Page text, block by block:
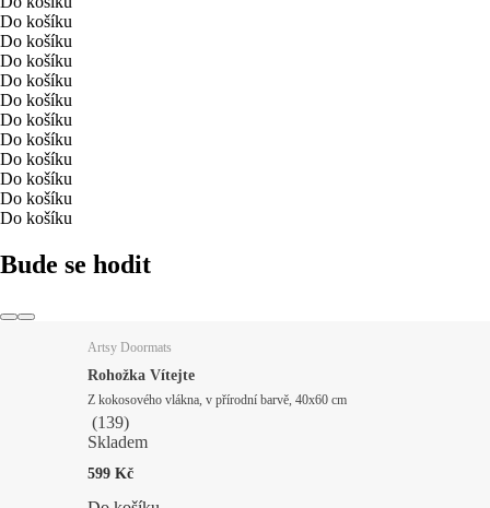
Do košíku
Do košíku
Do košíku
Do košíku
Do košíku
Do košíku
Do košíku
Do košíku
Do košíku
Do košíku
Do košíku
Bude se hodit
Artsy Doormats
Rohožka Vítejte
Z kokosového vlákna, v přírodní barvě, 40x60 cm
(139)
Skladem
599 Kč